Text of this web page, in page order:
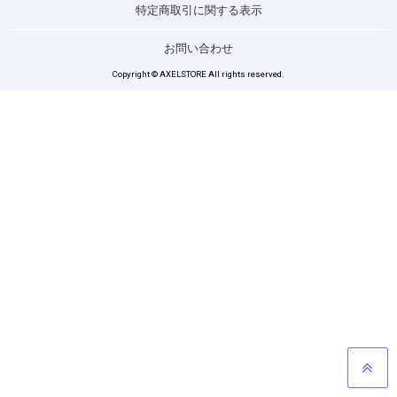
特定商取引に関する表示
お問い合わせ
Copyright © AXELSTORE All rights reserved.